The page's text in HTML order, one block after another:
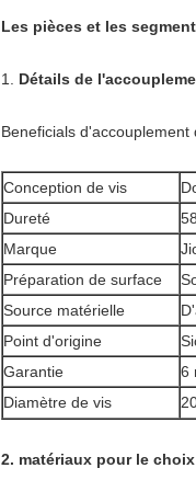
Les pièces et les
1. Détails de
Beneficials
Conception de vis
Dureté
Marque
Préparation de surface
Source matérielle
Point d'origine
Garantie
6
Diamètre de vis
2. matériaux pour le